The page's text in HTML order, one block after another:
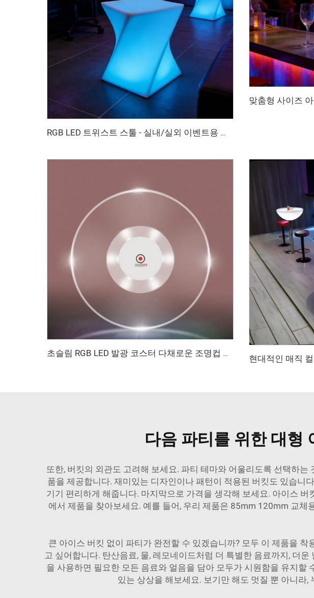
RGB LED 트위스트 스툴 - 실내/실외 이벤트용 방수 조명 시트 및 사이드 테이블
초슬림 RGB LED 발광 코스터 다채로운 조명컵 병 받침대 방수 플라스틱 ODM OEM 할로윈 세련된 코스터
다음 파티를 위한 대형
또한, 버킷의 외관도 고려해 보세요. 파티 테마와 어울리도록 선택하
품을 제공합니다. 재미있는 디자인이나 패턴이 적용된 버킷도 있습니
기기 편리하게 해줍니다. 마지막으로 가격을 생각해 보세요. 아이스
에서 제품을 찾아보세요. 예를 들어, 우리 제품은 85mm 120mm 교체
큰 아이스 버킷 없이 파티가 완전할 수 있겠습니까? 모두 이 제품을
고 싶어합니다. 탄산음료, 물, 레모네이드처럼 더 특별한 음료까지, 더
을 사용하면 필요한 모든 음료와 얼음을 담아 모두가 시원함을 유지
있는 상상을 해보세요. 보기만 해도 멋질 뿐 아니라